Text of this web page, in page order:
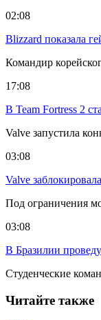
02:08
Blizzard показала
Командир
17:08
В Team Fortress 2
Valve запустила
03:08
Valve
Под ограничения
03:08
В Бразилии
Студенческие
Читайте также